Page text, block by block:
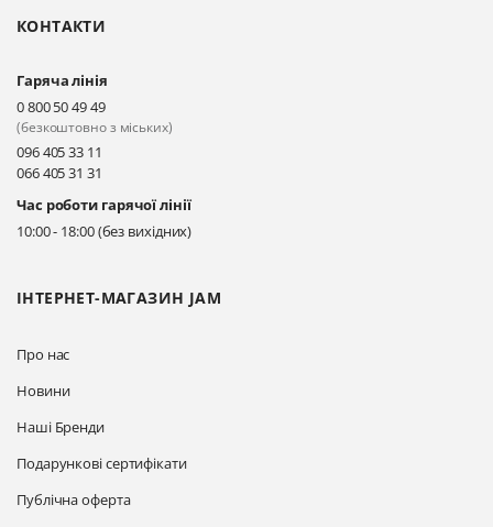
ІНТЕРНЕТ-МАГАЗИН JAM
Про нас
Новини
Наші Бренди
Подарункові сертифікати
Публічна оферта
КОНТАКТИ
Гаряча лінія
0 800 50 49 49
(безкоштовно з міських)
096 405 33 11
066 405 31 31
Час роботи гарячої лінії
10:00 - 18:00 (без вихідних)